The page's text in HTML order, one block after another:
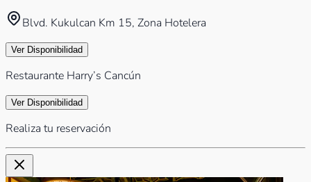
Blvd. Kukulcan Km 15, Zona Hotelera
Ver Disponibilidad
Restaurante Harry’s Cancún
Ver Disponibilidad
Realiza tu reservación